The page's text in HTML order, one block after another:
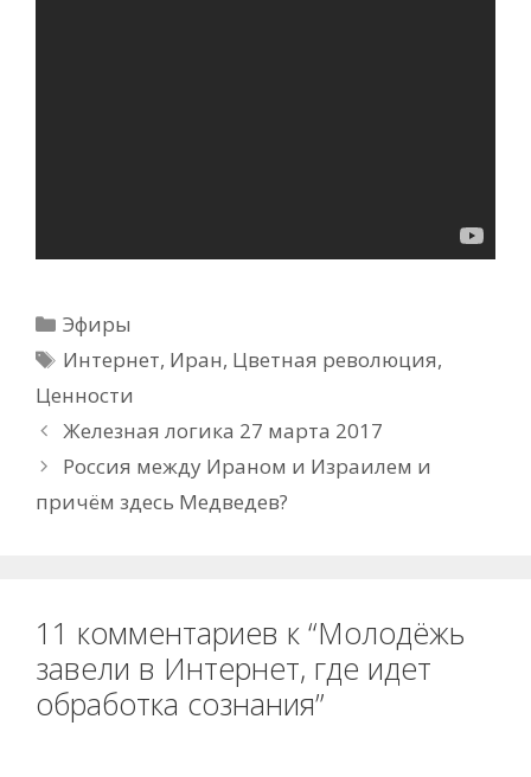
Рубрики
Эфиры
Метки
Интернет, Иран, Цветная революция,
Ценности
Железная логика 27 марта 2017
Россия между Ираном и Израилем и
причём здесь Медведев?
11 комментариев к “Молодёжь
завели в Интернет, где идет
обработка сознания”